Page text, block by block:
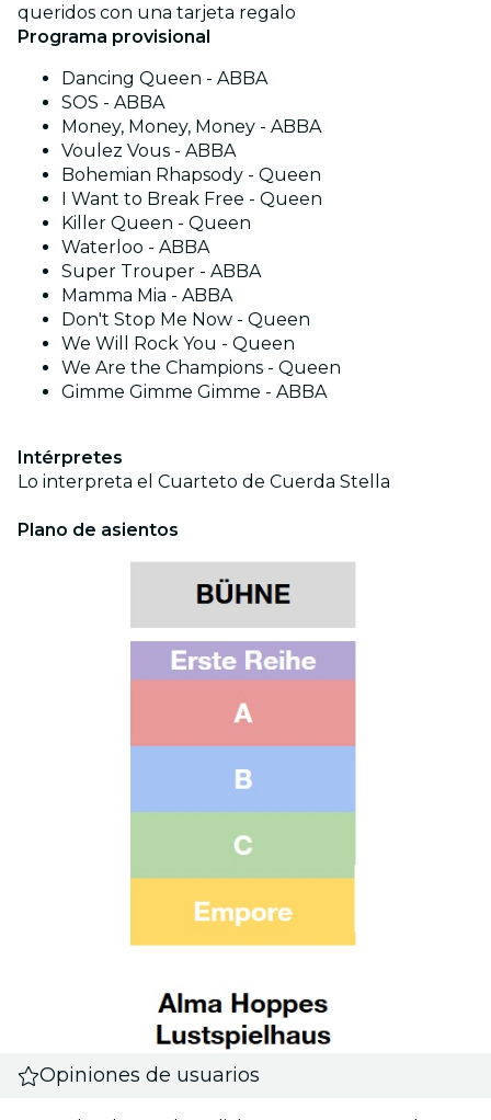
queridos con una tarjeta regalo
Programa provisional
Dancing Queen - ABBA
SOS - ABBA
Money, Money, Money - ABBA
Voulez Vous - ABBA
Bohemian Rhapsody - Queen
I Want to Break Free - Queen
Killer Queen - Queen
Waterloo - ABBA
Super Trouper - ABBA
Mamma Mia - ABBA
Don't Stop Me Now - Queen
We Will Rock You - Queen
We Are the Champions - Queen
Gimme Gimme Gimme - ABBA
Intérpretes
Lo interpreta el Cuarteto de Cuerda Stella
Plano de asientos
Opiniones de usuarios